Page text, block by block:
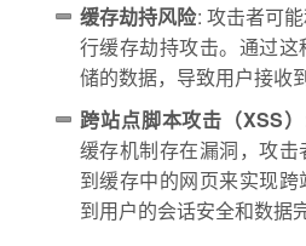
缓存劫持风险: 攻击者可
行缓存劫持攻击。通过
储的数据，导致用户接收
跨站点脚本攻击（XSS）
缓存机制存在漏洞，攻
到缓存中的网页来实现
到用户的会话安全和数据